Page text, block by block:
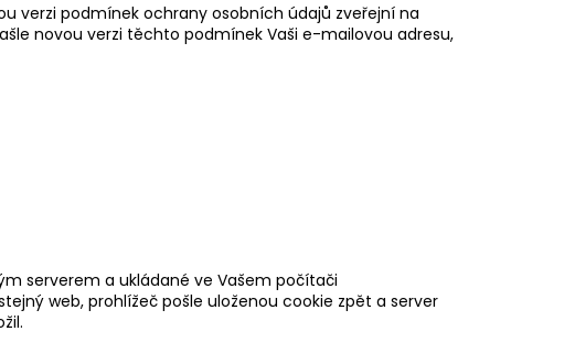
verzi podmínek ochrany osobních údajů zveřejní na
novou verzi těchto podmínek Vaši e-mailovou adresu,
serverem a ukládané ve Vašem počítači
web, prohlížeč pošle uloženou cookie zpět a server